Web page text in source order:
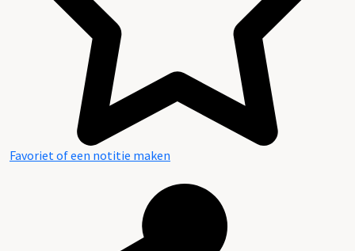
Favoriet of een notitie maken